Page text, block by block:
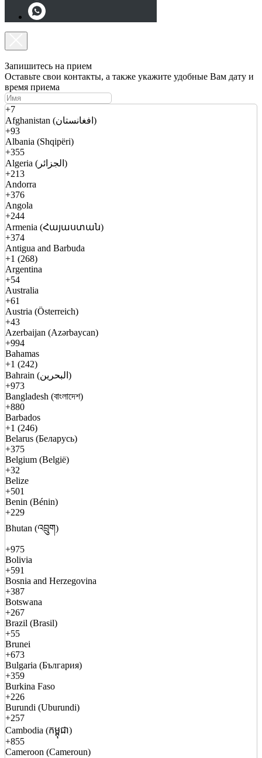
Запишитесь на прием
Оставьте свои контакты, а также укажите удобные Вам дату и
время приема
+7
Afghanistan (افغانستان)
+93
Albania (Shqipëri)
+355
Algeria (الجزائر)
+213
Andorra
+376
Angola
+244
Armenia (Հայաստան)
+374
Antigua and Barbuda
+1 (268)
Argentina
+54
Australia
+61
Austria (Österreich)
+43
Azerbaijan (Azərbaycan)
+994
Bahamas
+1 (242)
Bahrain (البحرين)
+973
Bangladesh (বাংলাদেশ)
+880
Barbados
+1 (246)
Belarus (Беларусь)
+375
Belgium (België)
+32
Belize
+501
Benin (Bénin)
+229
Bhutan (འབྲུག)
+975
Bolivia
+591
Bosnia and Herzegovina
+387
Botswana
+267
Brazil (Brasil)
+55
Brunei
+673
Bulgaria (България)
+359
Burkina Faso
+226
Burundi (Uburundi)
+257
Cambodia (កម្ពុជា)
+855
Cameroon (Cameroun)